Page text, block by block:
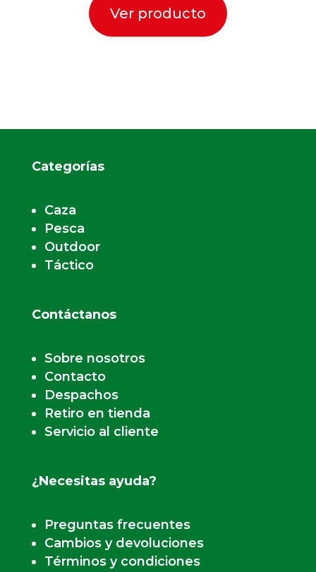
Ver producto
Categorías
Caza
Pesca
Outdoor
Táctico
Contáctanos
Sobre nosotros
Contacto
Despachos
Retiro en tienda
Servicio al cliente
¿Necesitas ayuda?
Preguntas frecuentes
Cambios y devoluciones
Términos y condiciones